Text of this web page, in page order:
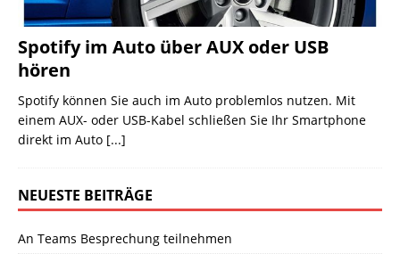
Spotify im Auto über AUX oder USB
hören
Spotify können Sie auch im Auto problemlos nutzen. Mit
einem AUX- oder USB-Kabel schließen Sie Ihr Smartphone
direkt im Auto [...]
NEUESTE BEITRÄGE
An Teams Besprechung teilnehmen